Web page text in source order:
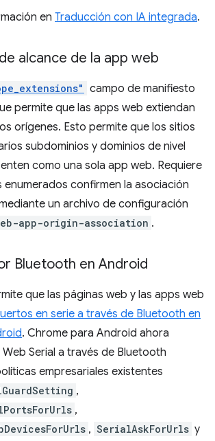
en Traducción con IA integrada.
alcance de la app web
campo de manifiesto
permite que las apps web extiendan
orígenes. Esto permite que los sitios
subdominios y dominios de nivel
como una sola app web. Requiere
enumerados confirmen la asociación
un archivo de configuración
app-origin-association .
Bluetooth en Android
que las páginas web y las apps web
en serie a través de Bluetooth en
. Chrome para Android ahora
Serial a través de Bluetooth
empresariales existentes
,
,
, SerialAskForUrls y